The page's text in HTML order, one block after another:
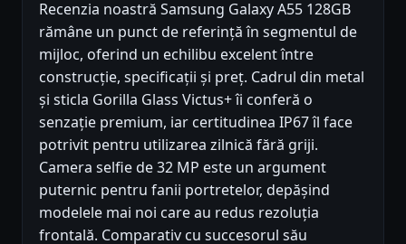
Recenzia noastră Samsung Galaxy A55 128GB
rămâne un punct de referință în segmentul de
mijloc, oferind un echilibu excelent între
construcție, specificații și preț. Cadrul din metal
și sticla Gorilla Glass Victus+ îi conferă o
senzație premium, iar certitudinea IP67 îl face
potrivit pentru utilizarea zilnică fără griji.
Camera selfie de 32 MP este un argument
puternic pentru fanii portretelor, depășind
modelele mai noi care au redus rezoluția
frontală. Comparativ cu succesorul său